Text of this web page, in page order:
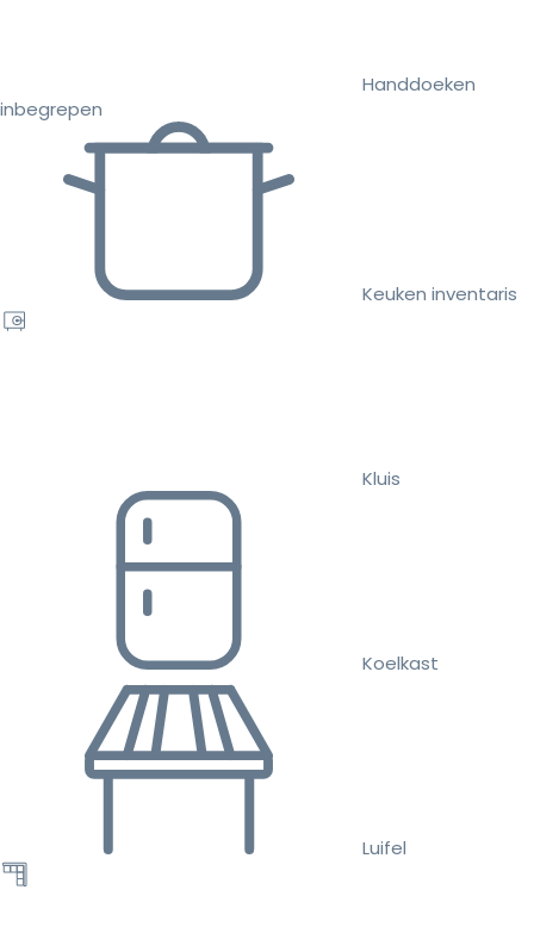
Handdoeken
inbegrepen
Keuken inventaris
Kluis
Koelkast
Luifel